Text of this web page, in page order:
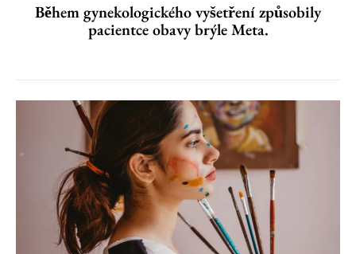
Během gynekologického vyšetření způsobily
pacientce obavy brýle Meta.